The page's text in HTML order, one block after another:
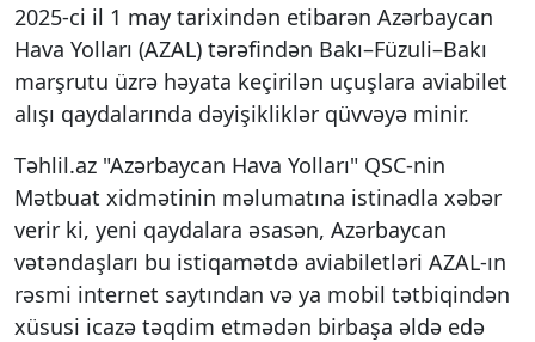
2025-ci il 1 may tarixindən etibarən Azərbaycan
Hava Yolları (AZAL) tərəfindən Bakı–Füzuli–Bakı
marşrutu üzrə həyata keçirilən uçuşlara aviabilet
alışı qaydalarında dəyişikliklər qüvvəyə minir.
Təhlil.az "Azərbaycan Hava Yolları" QSC-nin
Mətbuat xidmətinin məlumatına istinadla xəbər
verir ki, yeni qaydalara əsasən, Azərbaycan
vətəndaşları bu istiqamətdə aviabiletləri AZAL-ın
rəsmi internet saytından və ya mobil tətbiqindən
xüsusi icazə təqdim etmədən birbaşa əldə edə